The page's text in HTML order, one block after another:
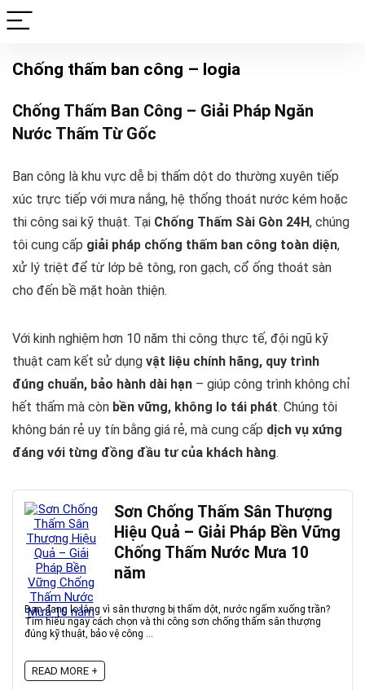
Chống thấm ban công – logia
Chống Thấm Ban Công – Giải Pháp Ngăn
Nước Thấm Từ Gốc
Ban công là khu vực dễ bị thấm dột do thường xuyên tiếp
xúc trực tiếp với mưa nắng, hệ thống thoát nước kém hoặc
thi công sai kỹ thuật. Tại Chống Thấm Sài Gòn 24H, chúng
tôi cung cấp giải pháp chống thấm ban công toàn diện,
xử lý triệt để từ lớp bê tông, ron gạch, cổ ống thoát sàn
cho đến bề mặt hoàn thiện.
Với kinh nghiệm hơn 10 năm thi công thực tế, đội ngũ kỹ
thuật cam kết sử dụng vật liệu chính hãng, quy trình
đúng chuẩn, bảo hành dài hạn – giúp công trình không chỉ
hết thấm mà còn bền vững, không lo tái phát. Chúng tôi
không bán rẻ uy tín bằng giá rẻ, mà cung cấp dịch vụ xứng
đáng với từng đồng đầu tư của khách hàng.
Sơn Chống Thấm Sân Thượng
Hiệu Quả – Giải Pháp Bền Vững
Chống Thấm Nước Mưa 10
năm
Bạn đang lo lắng vì sân thượng bị thấm dột, nước ngấm xuống trần?
Tìm hiểu ngay cách chọn và thi công sơn chống thấm sân thượng
đúng kỹ thuật, bảo vệ công ...
READ MORE +